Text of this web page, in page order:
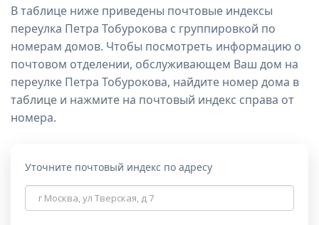
В таблице ниже приведены почтовые индексы
переулка Петра Тобурокова с группировкой по
номерам домов. Чтобы посмотреть информацию о
почтовом отделении, обслуживающем Ваш дом на
переулке Петра Тобурокова, найдите номер дома в
таблице и нажмите на почтовый индекс справа от
номера.
Уточните почтовый индекс по адресу
Адрес
для